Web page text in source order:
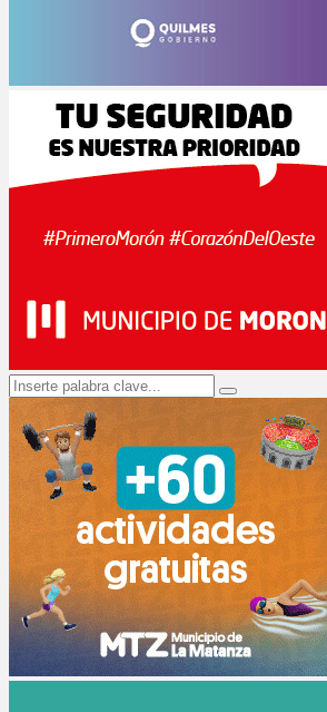
Search
for:
Search